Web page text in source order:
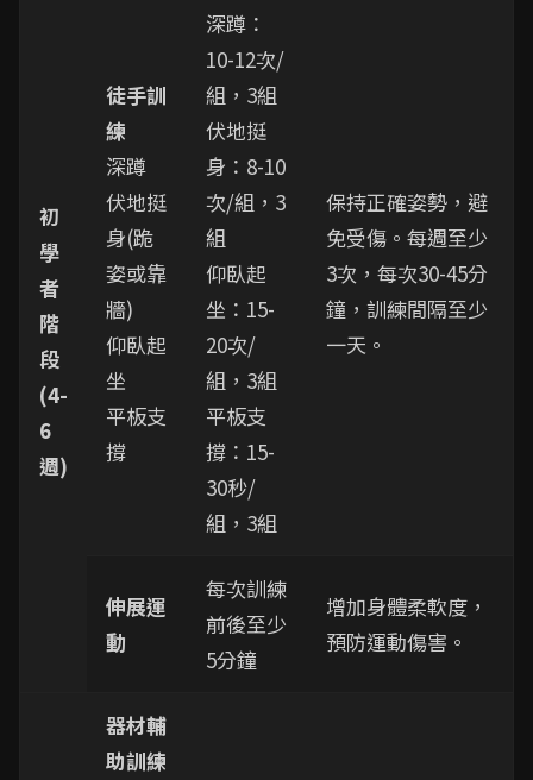
初
學
者
階
段
(4-
6
週)
徒手訓
練
深蹲
伏地挺
身(跪
姿或靠
牆)
仰臥起
坐
平板支
撐
深蹲：
10-12次/
組，3組
伏地挺
身：8-10
次/組，3
組
仰臥起
坐：15-
20次/
組，3組
平板支
撐：15-
30秒/
組，3組
保持正確姿勢，避
免受傷。每週至少
3次，每次30-45分
鐘，訓練間隔至少
一天。
伸展運
動
每次訓練
前後至少
5分鐘
增加身體柔軟度，
預防運動傷害。
器材輔
助訓練